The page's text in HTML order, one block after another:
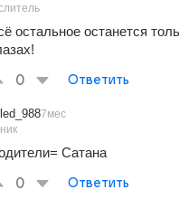
остальное останется
0 Ответить
7мес
Сатана
0 Ответить